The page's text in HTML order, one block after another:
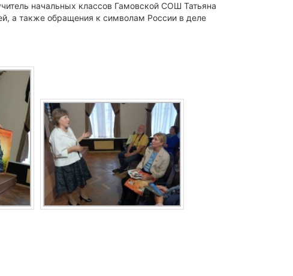
начальных классов Гамовской СОШ Татьяна
а также обращения к символам России в деле